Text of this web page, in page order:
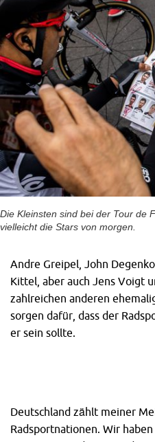
Die Kleinsten sind bei der Tour de
vielleicht die Stars von morgen.
Andre Greipel, John
Kittel, aber auch Jens Voigt
zahlreichen anderen
sorgen dafür, dass der
er sein sollte.
Deutschland zählt meiner
Radsportnationen. Wir